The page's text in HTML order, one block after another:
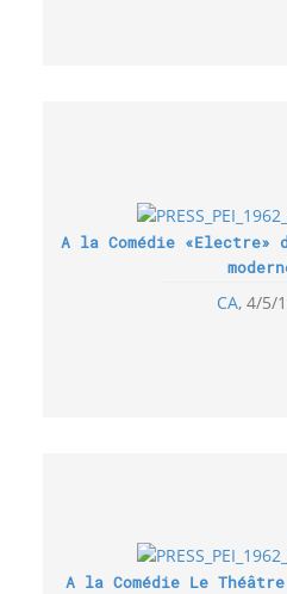
A la Comédie «Electre»
CA 4/5/
A la Comédie Le